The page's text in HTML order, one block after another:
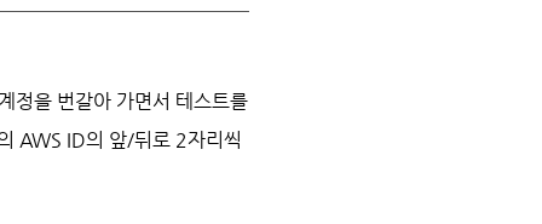
을 번갈아 가면서 테스트를
AWS ID의 앞/뒤로 2자리씩